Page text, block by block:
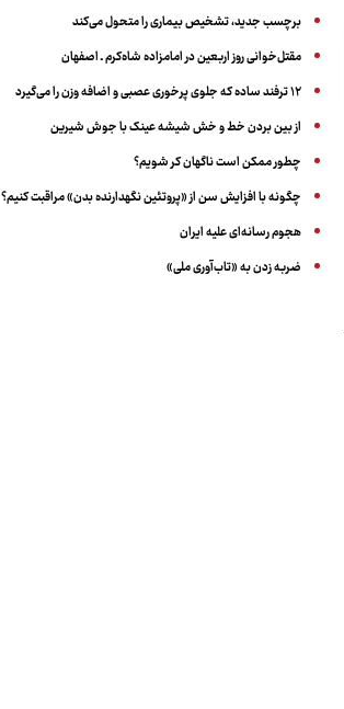
برچسب جدید، تشخیص بیماری را متحول می‌کند
مقتل‌خوانی روز اربعین در امامزاده شاه‌کرم ـ اصفهان
۱۲ ترفند ساده که جلوی پرخوری عصبی و اضافه ‌وزن را می‌گیرد
از بین بردن خط و خش شیشه عینک با جوش شیرین
چطور ممکن است ناگهان کر شویم؟
چگونه با افزایش سن از «پروتئین نگهدارنده بدن» مراقبت کنیم؟
هجوم رسانه‌ای علیه ایران
ضربه زدن به «تاب‌آوری ملی»